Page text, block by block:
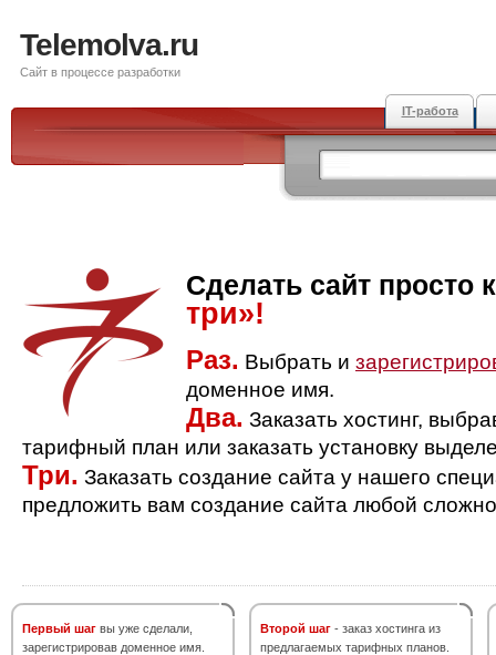
Telemolva.ru
Сайт в процессе разработки
IT-работа
Сделать сайт просто
три»!
Раз. Выбрать и
доменное имя.
Два. Заказать хостинг,
тарифный план или заказать установку
Три. Заказать создание сайта у нашего
предложить вам создание сайта любой
Первый шаг вы уже сделали,
зарегистрировав доменное имя.
Второй шаг - заказ хостинга из
предлагаемых тарифных планов.